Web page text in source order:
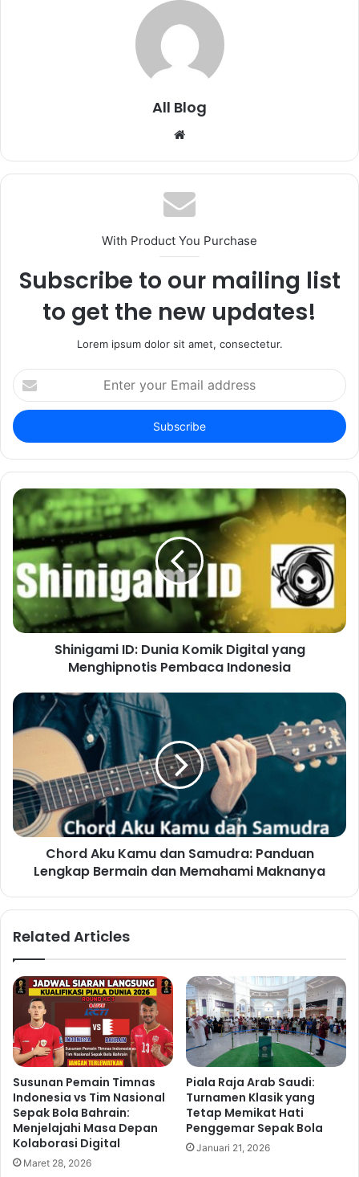
All Blog
Website
With Product You Purchase
Subscribe to our mailing list
to get the new updates!
Lorem ipsum dolor sit amet, consectetur.
Enter
your
Email
address
Shinigami ID: Dunia Komik Digital yang
Menghipnotis Pembaca Indonesia
Chord Aku Kamu dan Samudra: Panduan
Lengkap Bermain dan Memahami Maknanya
Related Articles
Susunan Pemain Timnas
Indonesia vs Tim Nasional
Sepak Bola Bahrain:
Menjelajahi Masa Depan
Kolaborasi Digital
Maret 28, 2026
Piala Raja Arab Saudi:
Turnamen Klasik yang
Tetap Memikat Hati
Penggemar Sepak Bola
Januari 21, 2026